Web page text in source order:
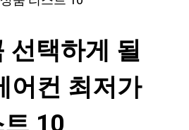
선택하게 될
어컨 최저가